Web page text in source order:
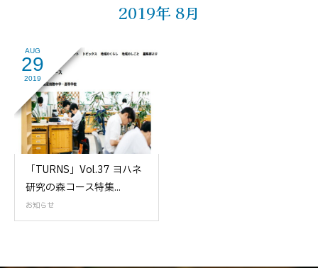
2019年 8月
AUG
29
2019
「TURNS」Vol.37 ヨハネ
研究の森コース特集...
お知らせ